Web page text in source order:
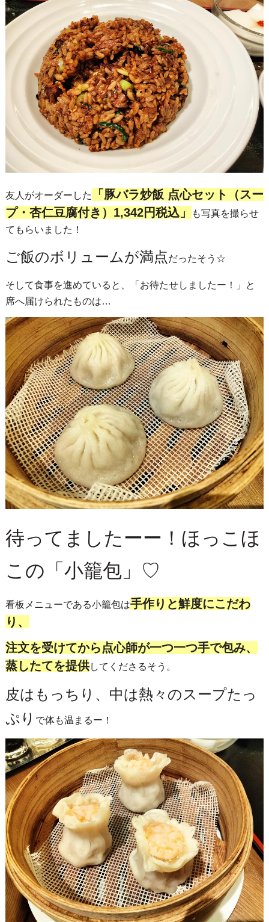
友人がオーダーした
「豚バラ炒飯 点心セット（スー
プ・杏仁豆腐付き）1,342円税込」
も写真を撮らせ
てもらいました！
ご飯のボリュームが満点だったそう☆
そして食事を進めていると、「お待たせしましたー！」と
席へ届けられたものは…
待ってましたーー！ほっこほ
この「小籠包」♡
看板メニューである小籠包は手作りと鮮度にこだわ
り、
注文を受けてから点心師が一つ一つ手で包み、
蒸したてを提供してくださるそう。
皮はもっちり、中は熱々のスープたっ
ぷり で体も温まるー！